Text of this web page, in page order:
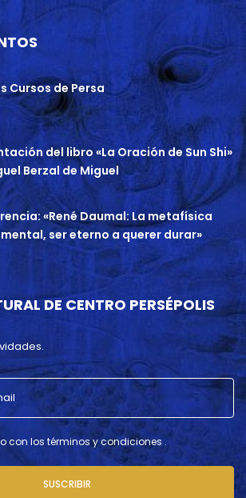
Cursos de Persa
del libro «La Oración de Sun Shi»
Berzal de Miguel
«René Daumal: La metafísica
ser eterno a querer durar»
DE CENTRO PERSÉPOLIS
con los términos y condiciones .
SUSCRIBIR